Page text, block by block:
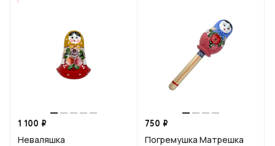
1 100 ₽
Неваляшка
750 ₽
Погремушка Матрешка